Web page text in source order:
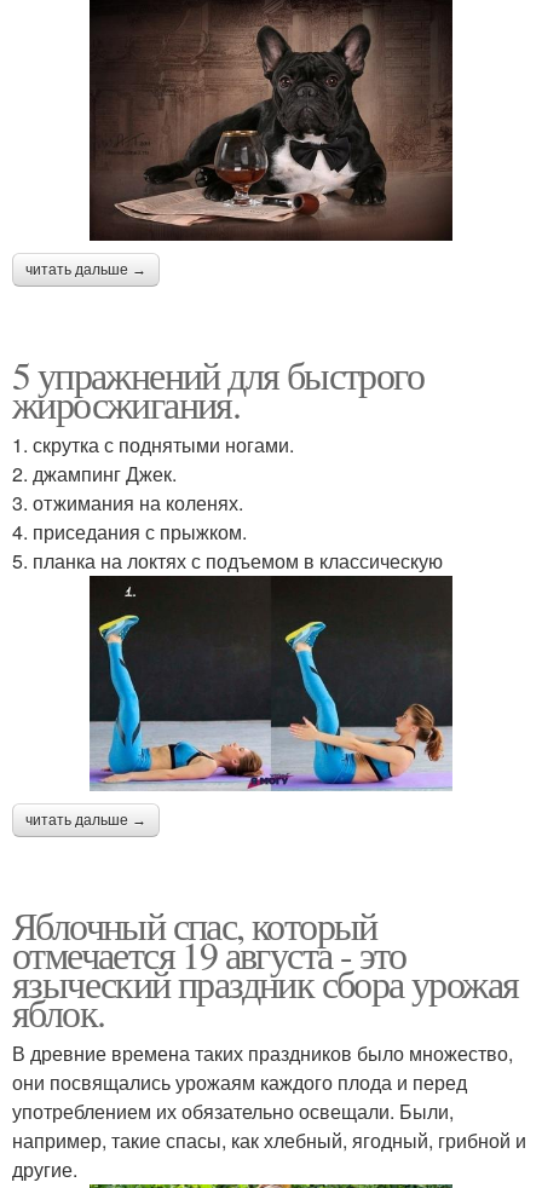
читать дальше →
5 упражнений для быстрого
жиросжигания.
1. скрутка с поднятыми ногами.
2. джампинг Джек.
3. отжимания на коленях.
4. приседания с прыжком.
5. планка на локтях с подъемом в классическую
читать дальше →
Яблочный спас, который
отмечается 19 августа - это
языческий праздник сбора урожая
яблок.
В древние времена таких праздников было множество,
они посвящались урожаям каждого плода и перед
употреблением их обязательно освещали. Были,
например, такие спасы, как хлебный, ягодный, грибной и
другие.